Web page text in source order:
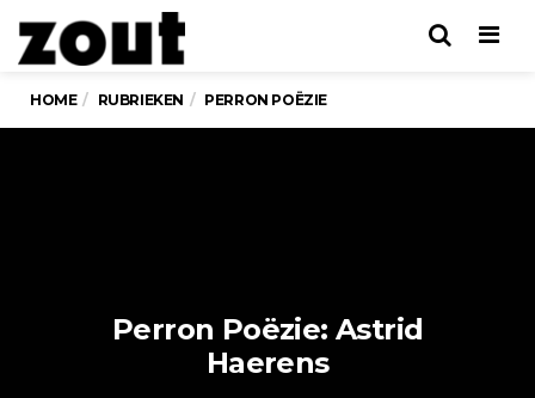
HOME RUBRIEKEN PERRON POËZIE
Perron Poëzie: Astrid
Haerens